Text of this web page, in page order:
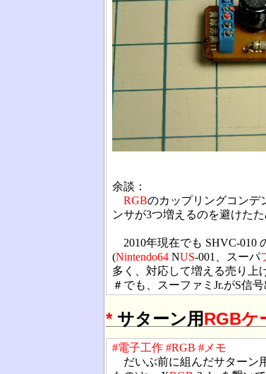
余談：
RGBのカップリングコンデ
ンサが3つ増えるのを避けた
2010年現在でも SHVC-010
(Nintendo64 NUS-001、スーパ
多く、対応して増える売り上
＃でも、スーファミJr.がS信
*サターン用RGBケ
#電子工作 #RGB #メモ
だいぶ前に組んだサターン